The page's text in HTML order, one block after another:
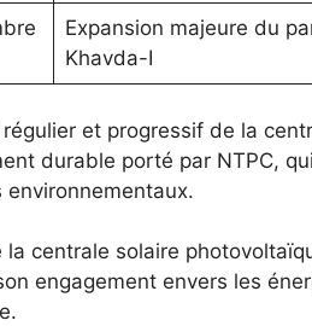
Expansion majeure du
Khavda-I
et progressif de la
durable porté par NTPC, qui